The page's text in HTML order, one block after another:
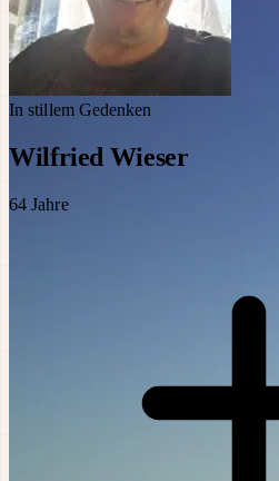
In stillem Gedenken
Wilfried Wieser
64 Jahre